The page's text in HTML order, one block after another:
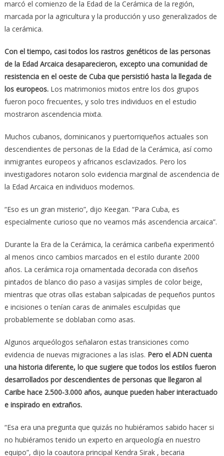
marcó el comienzo de la Edad de la Cerámica de la región,
marcada por la agricultura y la producción y uso generalizados de
la cerámica.
Con el tiempo, casi todos los rastros genéticos de las personas
de la Edad Arcaica desaparecieron, excepto una comunidad de
resistencia en el oeste de Cuba que persistió hasta la llegada de
los europeos. Los matrimonios mixtos entre los dos grupos
fueron poco frecuentes, y solo tres individuos en el estudio
mostraron ascendencia mixta.
Muchos cubanos, dominicanos y puertorriqueños actuales son
descendientes de personas de la Edad de la Cerámica, así como
inmigrantes europeos y africanos esclavizados. Pero los
investigadores notaron solo evidencia marginal de ascendencia de
la Edad Arcaica en individuos modernos.
“Eso es un gran misterio”, dijo Keegan. “Para Cuba, es
especialmente curioso que no veamos más ascendencia arcaica”.
Durante la Era de la Cerámica, la cerámica caribeña experimentó
al menos cinco cambios marcados en el estilo durante 2000
años. La cerámica roja ornamentada decorada con diseños
pintados de blanco dio paso a vasijas simples de color beige,
mientras que otras ollas estaban salpicadas de pequeños puntos
e incisiones o tenían caras de animales esculpidas que
probablemente se doblaban como asas.
Algunos arqueólogos señalaron estas transiciones como
evidencia de nuevas migraciones a las islas. Pero el ADN cuenta
una historia diferente, lo que sugiere que todos los estilos fueron
desarrollados por descendientes de personas que llegaron al
Caribe hace 2.500-3.000 años, aunque pueden haber interactuado
e inspirado en extraños.
“Esa era una pregunta que quizás no hubiéramos sabido hacer si
no hubiéramos tenido un experto en arqueología en nuestro
equipo”, dijo la coautora principal Kendra Sirak , becaria